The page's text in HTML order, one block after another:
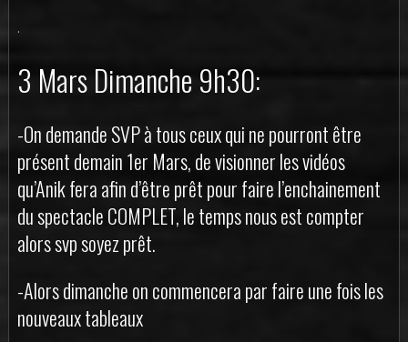
.
3 Mars Dimanche 9h30:
-On demande SVP à tous ceux qui ne pourront être
présent demain 1er Mars, de visionner les vidéos
qu’Anik fera afin d’être prêt pour faire l’enchainement
du spectacle COMPLET, le temps nous est compter
alors svp soyez prêt.
-Alors dimanche on commencera par faire une fois les
nouveaux tableaux